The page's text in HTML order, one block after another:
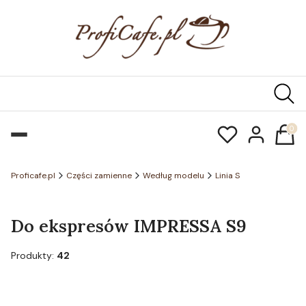
Proficafe.pl Części zamienne Według modelu Linia S
Do ekspresów IMPRESSA S9
Produkty: 42